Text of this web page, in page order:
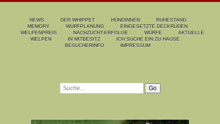
NEWS DER WHIPPET HÜNDINNEN
RUHESTAND
MEMORY
WURFPLANUNG
EINGESETZTE DECKRÜDEN
WELPENPREIS
NACHZUCHT-ERFOLGE WÜRFE
AKTUELLE
WELPEN
IN MITBESITZ
ICH SUCHE EIN ZU HAUSE
BESUCHERINFO
IMPRESSUM